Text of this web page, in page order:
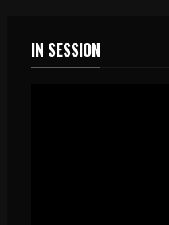
IN SESSION